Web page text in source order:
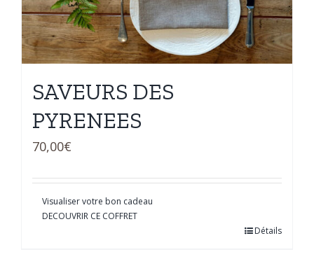
SAVEURS DES
PYRENEES
70,00€
Visualiser votre bon cadeau
DECOUVRIR CE COFFRET
Détails